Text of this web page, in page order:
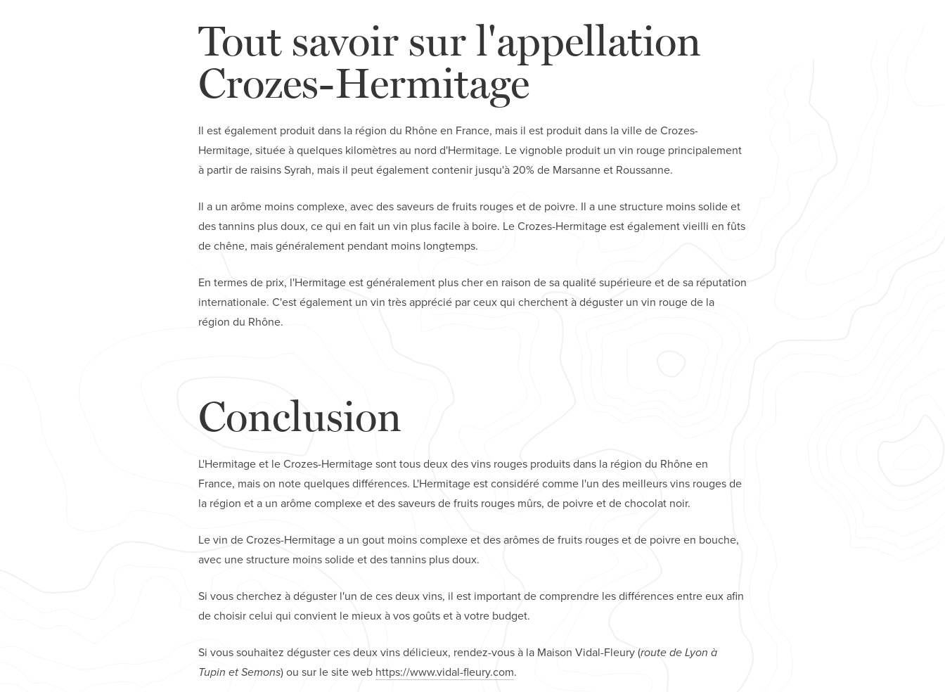
Tout savoir sur l'appellation
Crozes-Hermitage
Il est également produit dans la région du Rhône en France, mais il est produit dans la ville de Crozes-
Hermitage, située à quelques kilomètres au nord d'Hermitage. Le vignoble produit un vin rouge principalement
à partir de raisins Syrah, mais il peut également contenir jusqu'à 20% de Marsanne et Roussanne.
Il a un arôme moins complexe, avec des saveurs de fruits rouges et de poivre. Il a une structure moins solide et
des tannins plus doux, ce qui en fait un vin plus facile à boire. Le Crozes-Hermitage est également vieilli en fûts
de chêne, mais généralement pendant moins longtemps.
En termes de prix, l'Hermitage est généralement plus cher en raison de sa qualité supérieure et de sa réputation
internationale. C'est également un vin très apprécié par ceux qui cherchent à déguster un vin rouge de la
région du Rhône.
Conclusion
L'Hermitage et le Crozes-Hermitage sont tous deux des vins rouges produits dans la région du Rhône en
France, mais on note quelques différences. L'Hermitage est considéré comme l'un des meilleurs vins rouges de
la région et a un arôme complexe et des saveurs de fruits rouges mûrs, de poivre et de chocolat noir.
Le vin de Crozes-Hermitage a un gout moins complexe et des arômes de fruits rouges et de poivre en bouche,
avec une structure moins solide et des tannins plus doux.
Si vous cherchez à déguster l'un de ces deux vins, il est important de comprendre les différences entre eux afin
de choisir celui qui convient le mieux à vos goûts et à votre budget.
Si vous souhaitez déguster ces deux vins délicieux, rendez-vous à la Maison Vidal-Fleury (route de Lyon à
Tupin et Semons) ou sur le site web https://www.vidal-fleury.com.